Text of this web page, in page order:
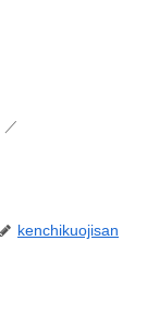
kenchikuojisan